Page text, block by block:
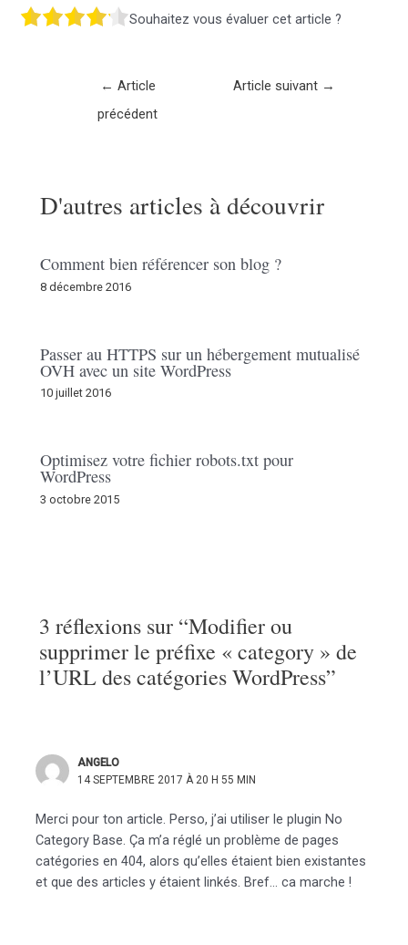
Souhaitez vous évaluer cet article ?
← Article
précédent
Article suivant →
D'autres articles à découvrir
Comment bien référencer son blog ?
8 décembre 2016
Passer au HTTPS sur un hébergement mutualisé
OVH avec un site WordPress
10 juillet 2016
Optimisez votre fichier robots.txt pour
WordPress
3 octobre 2015
3 réflexions sur “Modifier ou
supprimer le préfixe « category » de
l’URL des catégories WordPress”
ANGELO
14 SEPTEMBRE 2017 À 20 H 55 MIN
Merci pour ton article. Perso, j’ai utiliser le plugin No
Category Base. Ça m’a réglé un problème de pages
catégories en 404, alors qu’elles étaient bien existantes
et que des articles y étaient linkés. Bref… ca marche !